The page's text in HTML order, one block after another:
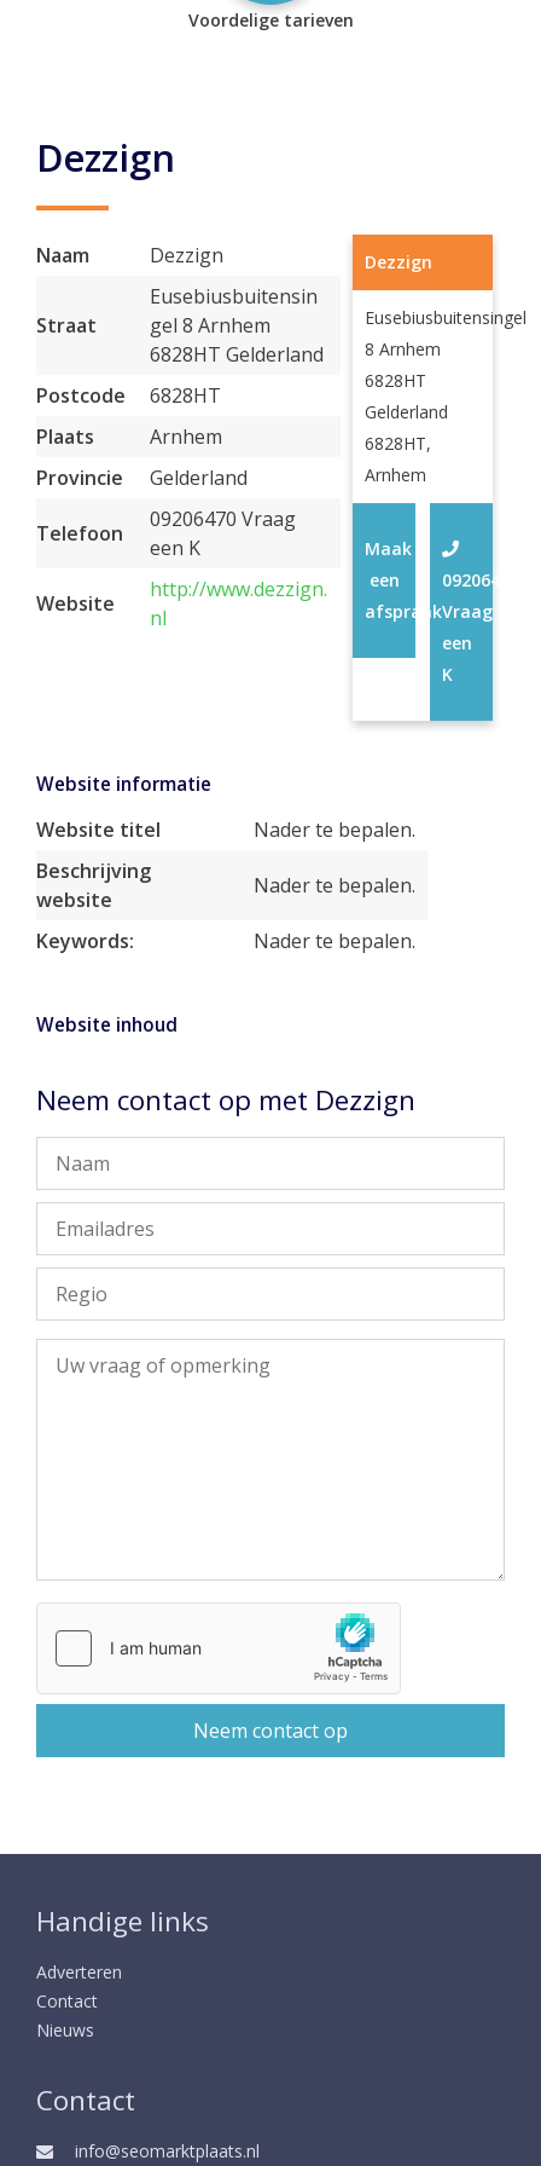
Voordelige tarieven
Dezzign
Naam Dezzign
Straat
Eusebiusbuitensin
gel 8 Arnhem
6828HT Gelderland
Postcode
6828HT
Plaats
Arnhem
Provincie
Gelderland
Telefoon
09206470 Vraag
een K
Website
http://www.dezzign.
nl
Dezzign
Eusebiusbuitensingel
8 Arnhem
6828HT
Gelderland
6828HT,
Arnhem
09206470
Vraag
een
K
Maak
een
afspraak
Website informatie
Website titel
Nader te bepalen.
Beschrijving
website
Nader te bepalen.
Keywords: Nader te bepalen.
Website inhoud
Neem contact op met Dezzign
Handige links
Adverteren
Contact
Nieuws
Contact
info@seomarktplaats.nl